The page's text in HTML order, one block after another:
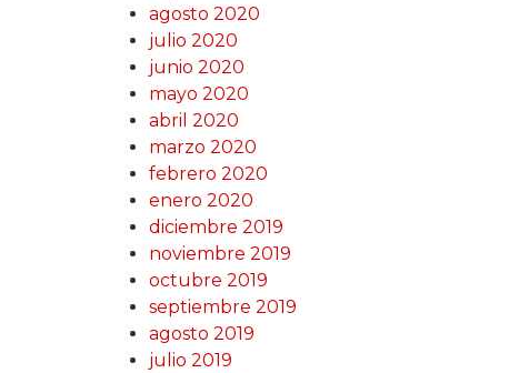
agosto 2020
julio 2020
junio 2020
mayo 2020
abril 2020
marzo 2020
febrero 2020
enero 2020
diciembre 2019
noviembre 2019
octubre 2019
septiembre 2019
agosto 2019
julio 2019